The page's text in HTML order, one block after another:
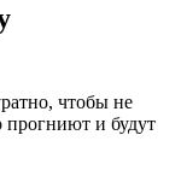
чтобы не
прогниют и будут